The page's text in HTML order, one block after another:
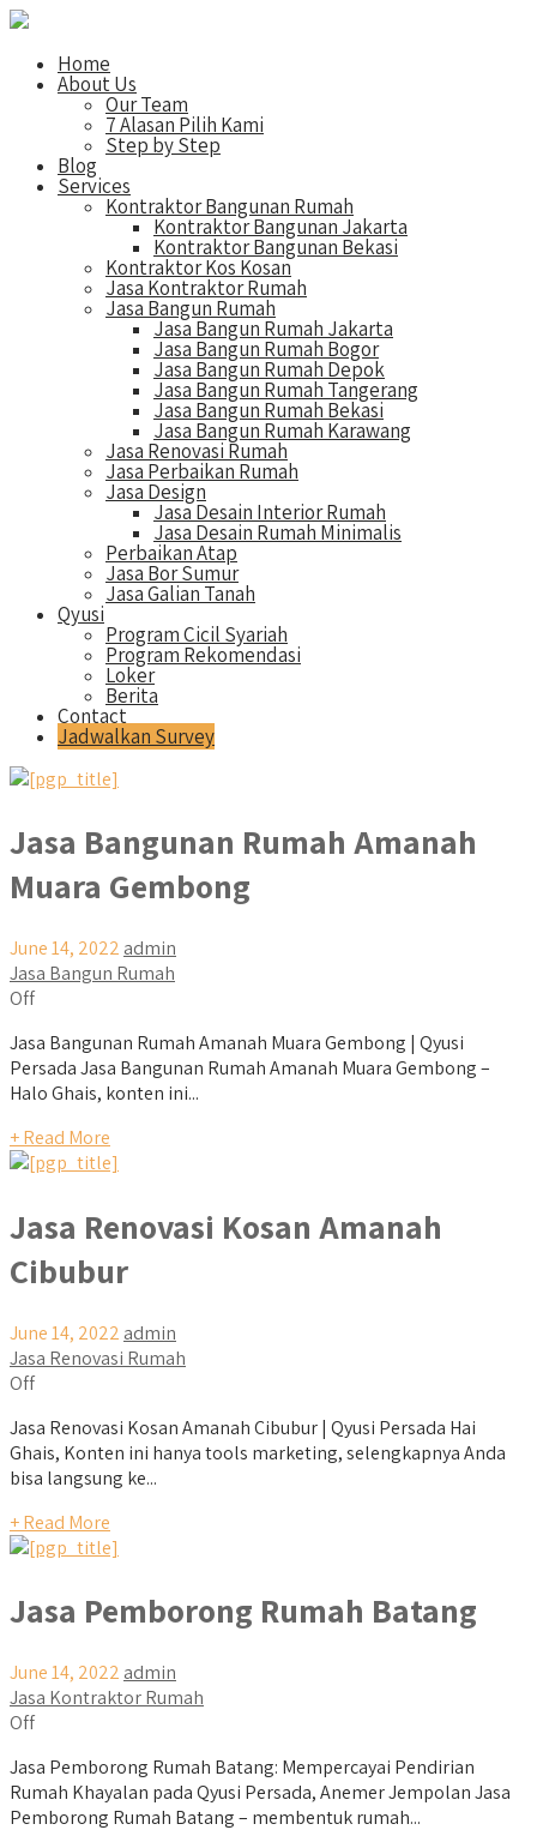
Home
About Us
Our Team
7 Alasan Pilih Kami
Step by Step
Blog
Services
Kontraktor Bangunan Rumah
Kontraktor Bangunan Jakarta
Kontraktor Bangunan Bekasi
Kontraktor Kos Kosan
Jasa Kontraktor Rumah
Jasa Bangun Rumah
Jasa Bangun Rumah Jakarta
Jasa Bangun Rumah Bogor
Jasa Bangun Rumah Depok
Jasa Bangun Rumah Tangerang
Jasa Bangun Rumah Bekasi
Jasa Bangun Rumah Karawang
Jasa Renovasi Rumah
Jasa Perbaikan Rumah
Jasa Design
Jasa Desain Interior Rumah
Jasa Desain Rumah Minimalis
Perbaikan Atap
Jasa Bor Sumur
Jasa Galian Tanah
Qyusi
Program Cicil Syariah
Program Rekomendasi
Loker
Berita
Contact
Jadwalkan Survey
Jasa Bangunan Rumah Amanah
Muara Gembong
June 14, 2022 admin
Jasa Bangun Rumah
Off
Jasa Bangunan Rumah Amanah Muara Gembong | Qyusi
Persada Jasa Bangunan Rumah Amanah Muara Gembong –
Halo Ghais, konten ini...
+ Read More
Jasa Renovasi Kosan Amanah
Cibubur
June 14, 2022 admin
Jasa Renovasi Rumah
Off
Jasa Renovasi Kosan Amanah Cibubur | Qyusi Persada Hai
Ghais, Konten ini hanya tools marketing, selengkapnya Anda
bisa langsung ke...
+ Read More
Jasa Pemborong Rumah Batang
June 14, 2022 admin
Jasa Kontraktor Rumah
Off
Jasa Pemborong Rumah Batang: Mempercayai Pendirian
Rumah Khayalan pada Qyusi Persada, Anemer Jempolan Jasa
Pemborong Rumah Batang – membentuk rumah...